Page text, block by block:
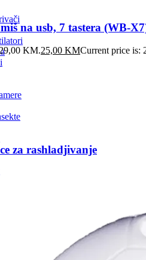
na usb, 7 tastera (WB-
KM.25,00 KMCurrent price is:
za rashladjivanje